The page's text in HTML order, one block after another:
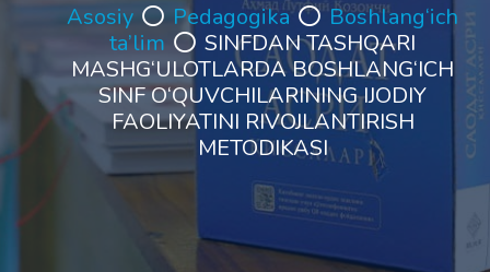
Asosiy Pedagogika
Boshlang‘ich
ta’lim
SINFDAN TASHQARI
MASHG‘ULOTLARDA BOSHLANG‘ICH
SINF O‘QUVCHILARINING IJODIY
FAOLIYATINI RIVOJLANTIRISH
METODIKASI